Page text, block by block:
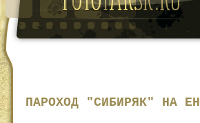
ПАРОХОД "СИБИРЯК" НА